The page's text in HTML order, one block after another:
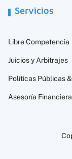
Servicios
Libre Competencia
Juicios y Arbitrajes
Políticas Públicas
Asesoría Financiera